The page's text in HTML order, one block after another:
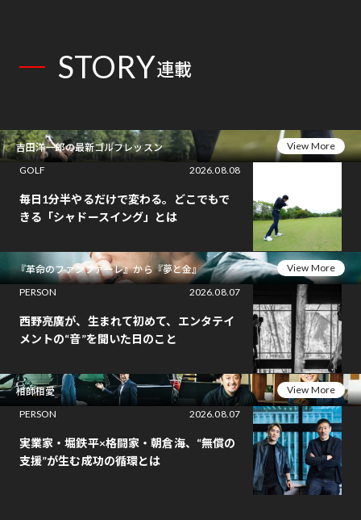
STORY連載
吉田洋一郎の最新ゴルフレッスン
View More
GOLF
2026.08.08
毎日1分半やるだけで変わる。どこでもで
きる「シャドースイング」とは
『革命のファンファーレ』から『夢と金』
View More
PERSON
2026.08.07
西野亮廣が、生まれて初めて、エンタテイ
メントの“音”を聞いた日のこと
相師相愛
View More
PERSON
2026.08.07
実業家・堀鉄平×格闘家・朝倉海、“無償の
支援”が生む成功の循環とは